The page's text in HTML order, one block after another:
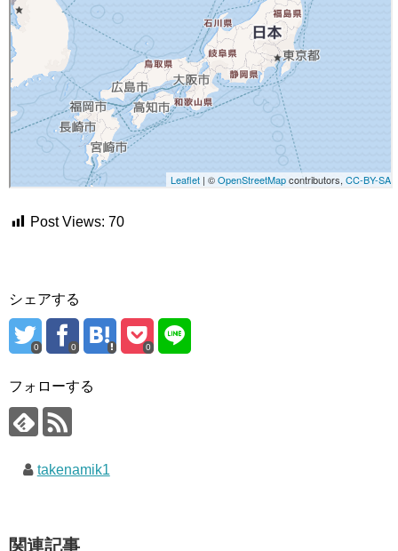
Post Views: 70
シェアする
0 0 0
フォローする
takenamik1
関連記事